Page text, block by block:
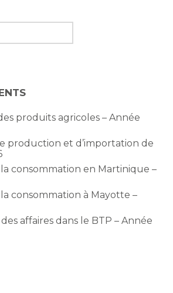
produits agricoles – Année
production et d’importation de
la consommation en Martinique –
la consommation à Mayotte –
affaires dans le BTP – Année